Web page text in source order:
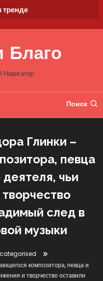
тренде
Благо
Навигатор
Поиск
Глинки –
певца
чьи
след в
музыки
композитора, певца и
и творчество оставили